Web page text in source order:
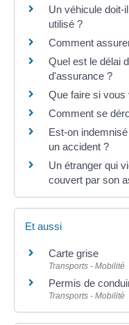
Un véhicule doit-
utilisé ?
Comment
Quel est le délai
d'assurance ?
Que faire si vous
Comment se
Est-on
un accident ?
Un étranger qui
couvert par son
Et aussi
Carte grise
Transports - Mobilité
Permis de
Transports - Mobilité